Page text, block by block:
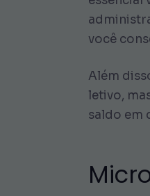
você
Além
letivo,
saldo em